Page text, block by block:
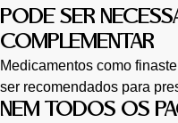
PODE SER
COMPLEMENTAR
Medicamentos como
ser recomendados para
NEM TODOS OS